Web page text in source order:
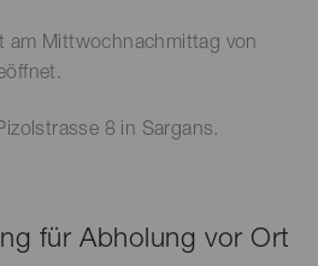
am Mittwochnachmittag von
8 in Sargans.
für Abholung vor Ort